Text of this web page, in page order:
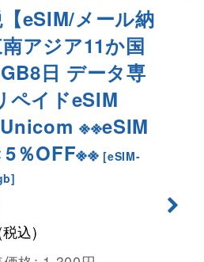
eSIM/メール納
アジア11か国
日 データ専
ペイドeSIM
※※eSIM
％OFF※※ [eSIM-
]
込)